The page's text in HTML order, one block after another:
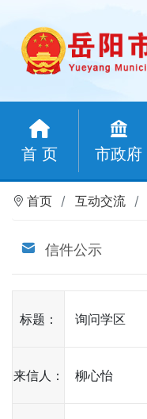
首 页 市政府
首页 互动交流
信件公示
标题： 询问学区
来信人： 柳心怡